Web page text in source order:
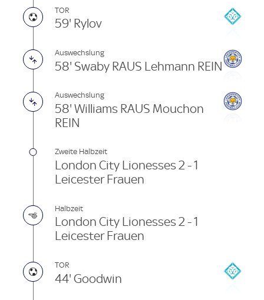
TOR
59' Rylov
Auswechslung
58' Swaby RAUS Lehmann REIN
Auswechslung
58' Williams RAUS Mouchon
REIN
Zweite Halbzeit
London City Lionesses 2 - 1
Leicester Frauen
Halbzeit
London City Lionesses 2 - 1
Leicester Frauen
TOR
44' Goodwin